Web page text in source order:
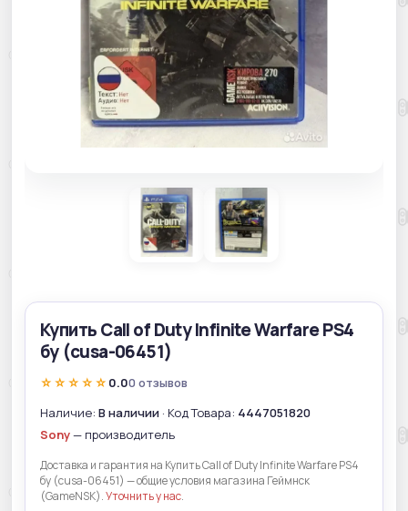
Купить Call of Duty Infinite Warfare PS4
бу (cusa-06451)
☆☆☆☆☆ 0.00 отзывов
Наличие: В наличии · Код Товара: 4447051820
Sony— производитель
Доставка и гарантия на Купить Call of Duty Infinite Warfare PS4
бу (cusa-06451) — общие условия магазина Геймнск
(GameNSK).Уточнить у нас.